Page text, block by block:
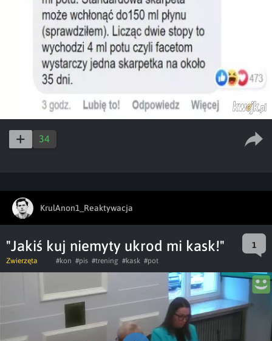
34
KrulAnon1_Reaktywacja
"Jakiś kuj niemyty ukrod mi kask!" 1
Zwierzęta #kon #pis #trening #kask #pot